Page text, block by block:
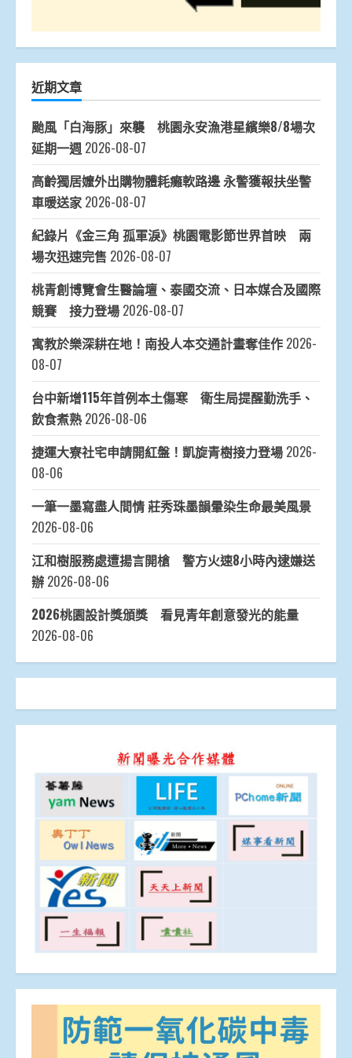
近期文章
颱風「白海豚」來襲 桃園永安漁港星繽樂8/8場次
延期一週 2026-08-07
高齡獨居嬤外出購物體耗癱軟路邊 永警獲報扶坐警
車暖送家 2026-08-07
紀錄片《金三角 孤軍淚》桃園電影節世界首映 兩
場次迅速完售 2026-08-07
桃青創博覽會生醫論壇、泰國交流、日本媒合及國際
競賽 接力登場 2026-08-07
寓教於樂深耕在地！南投人本交通計畫奪佳作 2026-
08-07
台中新增115年首例本土傷寒 衛生局提醒勤洗手、
飲食煮熟 2026-08-06
捷運大寮社宅申請開紅盤！凱旋青樹接力登場 2026-
08-06
一筆一墨寫盡人間情 莊秀珠墨韻暈染生命最美風景
2026-08-06
江和樹服務處遭揚言開槍 警方火速8小時內逮嫌送
辦 2026-08-06
2026桃園設計獎頒獎 看見青年創意發光的能量
2026-08-06